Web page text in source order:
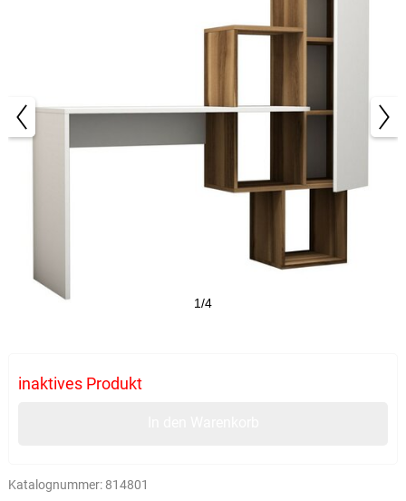
1/4
inaktives Produkt
Katalognummer: 814801